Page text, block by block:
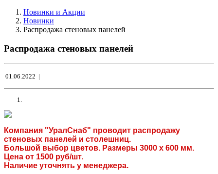
Новинки и Акции
Новинки
Распродажа стеновых панелей
Распродажа стеновых панелей
01.06.2022 |
Компания "УралСнаб" проводит распродажу
стеновых панелей и столешниц.
Большой выбор цветов. Размеры 3000 х 600 мм.
Цена от 1500 руб/шт.
Наличие уточнять у менеджера.